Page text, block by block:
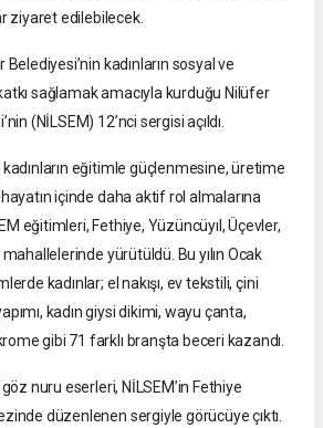
ziyaret edilebilecek.
Belediyesi’nin kadınların sosyal ve
sağlamak amacıyla kurduğu Nilüfer
(NİLSEM) 12’nci sergisi açıldı.
kadınların eğitimle güçlenmesine, üretime
içinde daha aktif rol almalarına
eğitimleri, Fethiye, Yüzüncüyıl, Üçevler,
yürütüldü. Bu yılın Ocak
kadınlar; el nakışı, ev tekstili, çini
kadın giysi dikimi, wayu çanta,
gibi 71 farklı branşta beceri kazandı.
nuru eserleri, NİLSEM’in Fethiye
düzenlenen sergiyle görücüye çıktı.